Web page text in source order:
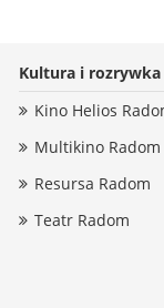
Kultura i rozrywka
Kino Helios
Multikino Radom
Resursa Radom
Teatr Radom